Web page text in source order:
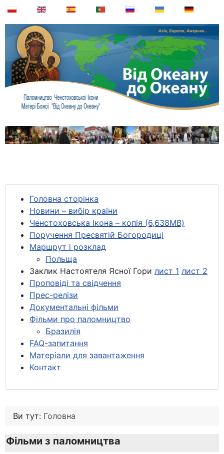
Головна сторінка
Новини – вибір країни
Ченстоховська Ікона – копія (6,638MB)
Поручення Пресвятій Богородиці
Маршрут і розклад
Польща
Заклик Настоятеля Ясної Гори лист 1 лист 2
Проповіді та свідчення
Прес-релізи
Документальні фільми
Фільми про паломництво
Бразилія
FAQ-запитання
Матеріали для завантаження
Контакт
Ви тут: Головна
Фільми з паломництва